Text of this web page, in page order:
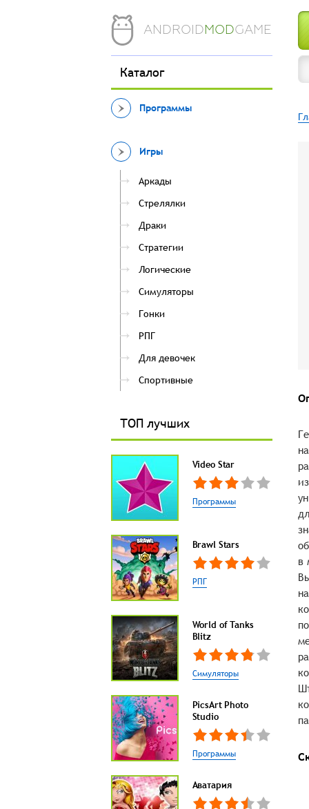
ANDROIDMODGAME
Каталог
Программы
Игры
Аркады
Стрелялки
Драки
Стратегии
Логические
Симуляторы
Гонки
РПГ
Для девочек
Спортивные
ТОП лучших
Video Star
Программы
Brawl Stars
РПГ
World of Tanks
Blitz
Симуляторы
PicsArt Photo
Studio
Программы
Аватария
в